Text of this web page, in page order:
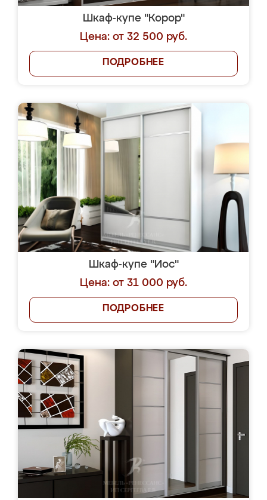
Шкаф-купе "Корор"
Цена: от 32 500 руб.
ПОДРОБНЕЕ
Шкаф-купе "Иос"
Цена: от 31 000 руб.
ПОДРОБНЕЕ